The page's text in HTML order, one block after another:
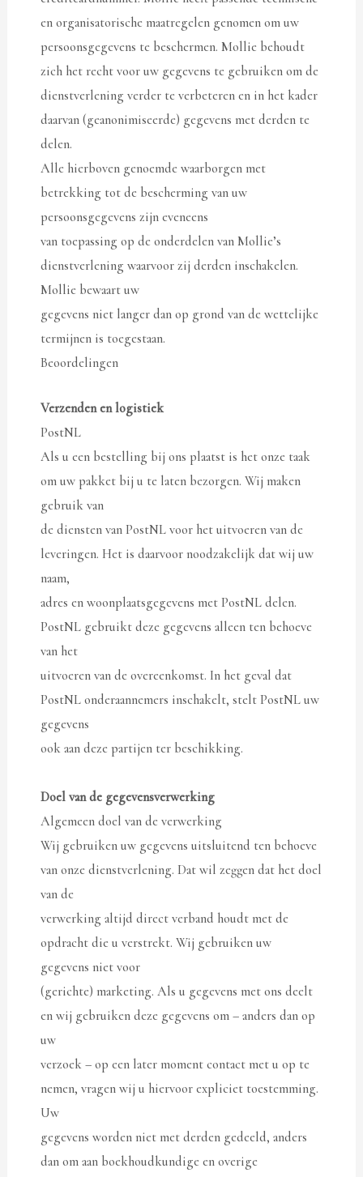
en organisatorische maatregelen genomen om uw
persoonsgegevens te beschermen. Mollie behoudt
zich het recht voor uw gegevens te gebruiken om de
dienstverlening verder te verbeteren en in het kader
daarvan (geanonimiseerde) gegevens met derden te
delen.
Alle hierboven genoemde waarborgen met
betrekking tot de bescherming van uw
persoonsgegevens zijn eveneens
van toepassing op de onderdelen van Mollie’s
dienstverlening waarvoor zij derden inschakelen.
Mollie bewaart uw
gegevens niet langer dan op grond van de wettelijke
termijnen is toegestaan.
Beoordelingen
Verzenden en logistiek
PostNL
Als u een bestelling bij ons plaatst is het onze taak
om uw pakket bij u te laten bezorgen. Wij maken
gebruik van
de diensten van PostNL voor het uitvoeren van de
leveringen. Het is daarvoor noodzakelijk dat wij uw
naam,
adres en woonplaatsgegevens met PostNL delen.
PostNL gebruikt deze gegevens alleen ten behoeve
van het
uitvoeren van de overeenkomst. In het geval dat
PostNL onderaannemers inschakelt, stelt PostNL uw
gegevens
ook aan deze partijen ter beschikking.
Doel van de gegevensverwerking
Algemeen doel van de verwerking
Wij gebruiken uw gegevens uitsluitend ten behoeve
van onze dienstverlening. Dat wil zeggen dat het doel
van de
verwerking altijd direct verband houdt met de
opdracht die u verstrekt. Wij gebruiken uw
gegevens niet voor
(gerichte) marketing. Als u gegevens met ons deelt
en wij gebruiken deze gegevens om – anders dan op
uw
verzoek – op een later moment contact met u op te
nemen, vragen wij u hiervoor expliciet toestemming.
Uw
gegevens worden niet met derden gedeeld, anders
dan om aan boekhoudkundige en overige